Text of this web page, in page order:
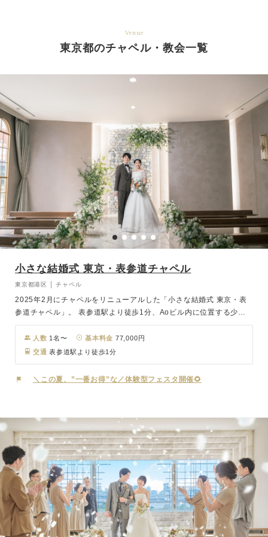
Venue
東京都のチャペル・教会一覧
小さな結婚式 東京・表参道チャペル
東京都港区 │ チャペル
2025年2月にチャペルをリニューアルした「小さな結婚式 東京・表
参道チャペル」。 表参道駅より徒歩1分、Aoビル内に位置する少人
数専門の結婚式場。 チャペルは、繊細な花材とアシンメトリーデザ
インが明るく爽やかな空間を演出。 挙式後、ゲストとお食事をお考
えの方は、近隣の提携会場より自分にあったレストランや料亭などお
選びいただけます。
人数 1名〜 基本料金 77,000円
交通 表参道駅より徒歩1分
＼この夏、”一番お得”な／体験型フェスタ開催🌻